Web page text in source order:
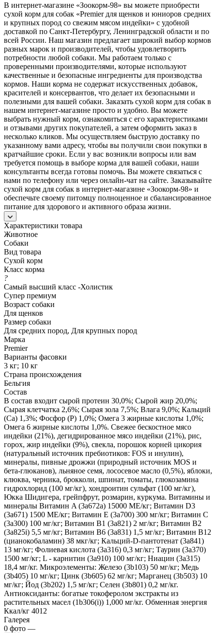
В интернет-магазине «Зоокорм-98» вы можете приобрести
сухой корм для собак «Premier для щенков и юниоров средних
и крупных пород со свежим мясом индейки» с удобной
доставкой по Санкт-Петербургу, Ленинградской области и по
всей России. Наш магазин предлагает широкий выбор кормов
разных марок и производителей, чтобы удовлетворить
потребности любой собаки. Мы работаем только с
проверенными производителями, которые используют
качественные и безопасные ингредиенты для производства
кормов. Наши корма не содержат искусственных добавок,
красителей и консервантов, что делает их безопасными и
полезными для вашей собаки. Заказать сухой корм для собак в
нашем интернет-магазине просто и удобно. Вы можете
выбрать нужный корм, ознакомиться с его характеристиками
и отзывами других покупателей, а затем оформить заказ в
несколько кликов. Мы осуществляем быструю доставку по
указанному вами адресу, чтобы вы получили свои покупки в
кратчайшие сроки. Если у вас возникли вопросы или вам
требуется помощь в выборе корма для вашей собаки, наши
консультанты всегда готовы помочь. Вы можете связаться с
нами по телефону или через онлайн-чат на сайте. Заказывайте
сухой корм для собак в интернет-магазине «Зоокорм-98» и
обеспечьте своему питомцу полноценное и сбалансированное
питание для здорового и активного образа жизни.
Характеристики товара
Животное
Собаки
Вид товара
Сухой корм
Класс корма
?
Самый высший класс -Холистик
Супер премиум
Возраст собаки
Для щенков
Размер собаки
Для средних пород, Для крупных пород
Марка
Premier
Варианты фасовки
3 кг; 10 кг
Страна происхождения
Бельгия
Состав
В состав входит сырой протеин 30,0%; Сырой жир 20,0%;
Сырая клетчатка 2,6%; Сырая зола 7,5%; Влага 9,0%; Кальций
(Са) 1,3%; Фосфор (P) 1,0%; Омега 3 жирные кислоты 1,0%;
Омега 6 жирные кислоты 1,0%. Свежее бескостное мясо
индейки (21%), дегидрированное мясо индейки (21%), рис,
горох, жир индейки (9%), свекла, порошок корней цикория
(натуральный источник пребиотиков: FOS и инулин),
минералы, пивные дрожжи (природный источник MOS и
бета-глюканов), льняное семя, лососевое масло (0,5%), яблоки,
клюква, черника, брокколи, шпинат, томаты, глюкозамина
гидрохлорид (100 мг/кг), хондроитин сульфат (100 мг/кг),
Юкка Шидигера, грейпфрут, розмарин, куркума. Витамины и
минералы Витамин A (3a672a) 15000 МЕ/кг; Витамин D3
(3a671) 1500 МЕ/кг; Витамин Е (3a700) 300 мг/кг; Витамин C
(3a300) 100 мг/кг; Витамин B1 (3a821) 2 мг/кг; Витамин B2
(3a825i) 5,5 мг/кг; Витамин B6 (3a831) 1,5 мг/кг; Витамин B12
(цианокобаламин) 38 мкг/кг; Кальций-D-пантотенат (3a841)
13 мг/кг; Фолиевая кислота (3a316) 0,3 мг/кг; Таурин (3a370)
1500 мг/кг; L - карнитин (3a910) 100 мг/кг; Ниацин (3a315)
18,4 мг/кг. Микроэлементы: Железо (3b103) 50 мг/кг; Медь
(3b405) 10 мг/кг; Цинк (3b605) 62 мг/кг; Марганец (3b503) 10
мг/кг; Йод (3b202) 1,5 мг/кг; Селен (3b801) 0,2 мг/кг.
Антиоксиданты: богатые токоферолом экстракты из
растительных масел (1b306(i)) 1,000 мг/кг. Обменная энергия
Ккал/кг 4012
Галерея
0 фото —